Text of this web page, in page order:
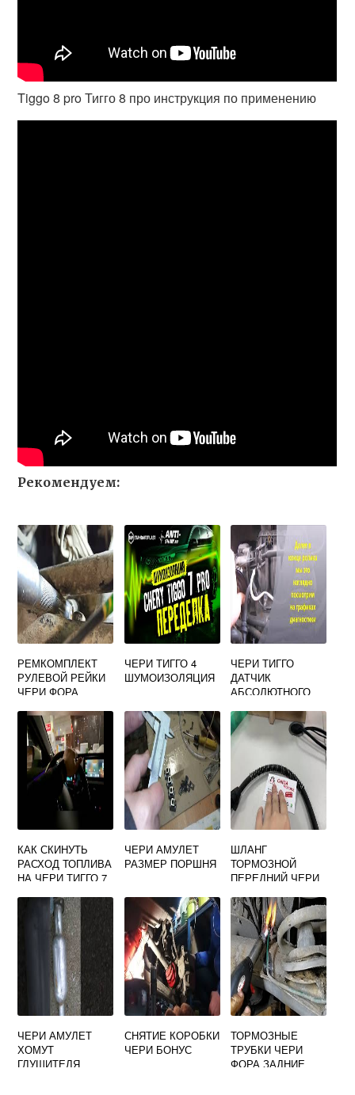
Tiggo 8 pro Тигго 8 про инструкция по применению
Рекомендуем:
РЕМКОМПЛЕКТ
РУЛЕВОЙ РЕЙКИ
ЧЕРИ ФОРА
ЧЕРИ ТИГГО 4
ШУМОИЗОЛЯЦИЯ
ЧЕРИ ТИГГО
ДАТЧИК
АБСОЛЮТНОГО
КАК СКИНУТЬ
РАСХОД ТОПЛИВА
НА ЧЕРИ ТИГГО 7
ЧЕРИ АМУЛЕТ
РАЗМЕР ПОРШНЯ
ШЛАНГ
ТОРМОЗНОЙ
ПЕРЕДНИЙ ЧЕРИ
ЧЕРИ АМУЛЕТ
ХОМУТ
ГЛУШИТЕЛЯ
СНЯТИЕ КОРОБКИ
ЧЕРИ БОНУС
ТОРМОЗНЫЕ
ТРУБКИ ЧЕРИ
ФОРА ЗАДНИЕ